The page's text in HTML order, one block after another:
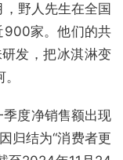
野人先生在全国
900家。他们的共
发，把冰淇淋变
度净销售额出现
归结为“消费者更